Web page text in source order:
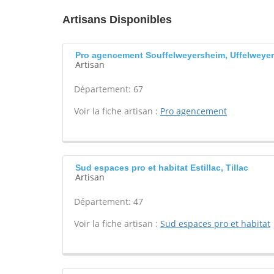
Artisans Disponibles
Pro agencement Souffelweyersheim,
Artisan
Département: 67
Voir la fiche artisan : Pro agencement
Sud espaces pro et habitat Estillac, Tillac
Artisan
Département: 47
Voir la fiche artisan : Sud espaces pro et habitat